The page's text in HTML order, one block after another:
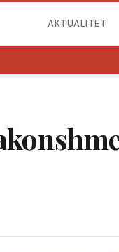
AKTUALITET